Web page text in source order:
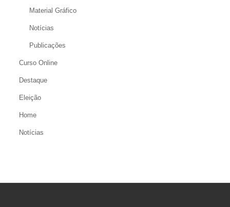
Material Gráfico
Notícias
Publicações
Curso Online
Destaque
Eleição
Home
Notícias